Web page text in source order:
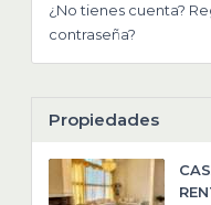
¿No tienes cuenta?
contraseña?
Propiedades